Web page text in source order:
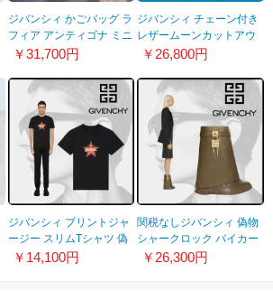
ジバンシィ かごバッグ ラ
フィア アンティゴナ ミニ
バッグ 偽物 ナチュラル
￥31,700円
ジバンシィ チェーン付き
レザームーンカットアウ
トミニバッグ 偽物 4色
￥26,800円
ジバンシィ プリントジャ
ージー スリムTシャツ 偽
物 BM71DQ3Y6B
￥14,100円
関税なしジバンシィ 偽物
シャークロック バイカー
アンクルブーツ
￥26,300円